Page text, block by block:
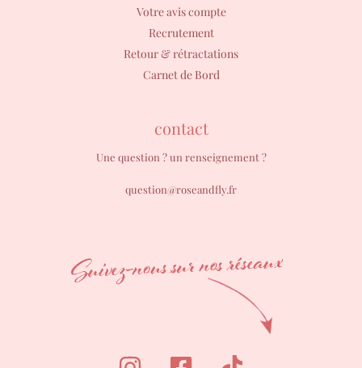
Votre avis compte
Recrutement
Retour & rétractations
Carnet de Bord
contact
Une question ? un renseignement ?
question@roseandfly.fr